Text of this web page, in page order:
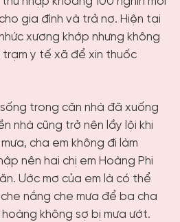
gia đình và trả nợ. Hiện tại
xương khớp nhưng không
trạm y tế xã để xin thuốc
trong căn nhà đã xuống
nhà cũng trở nên lầy lội khi
cha em không đi làm
nên hai chị em Hoàng Phi
Ước mơ của em là có thể
nắng che mưa để ba cha
không sợ bị mưa ướt.